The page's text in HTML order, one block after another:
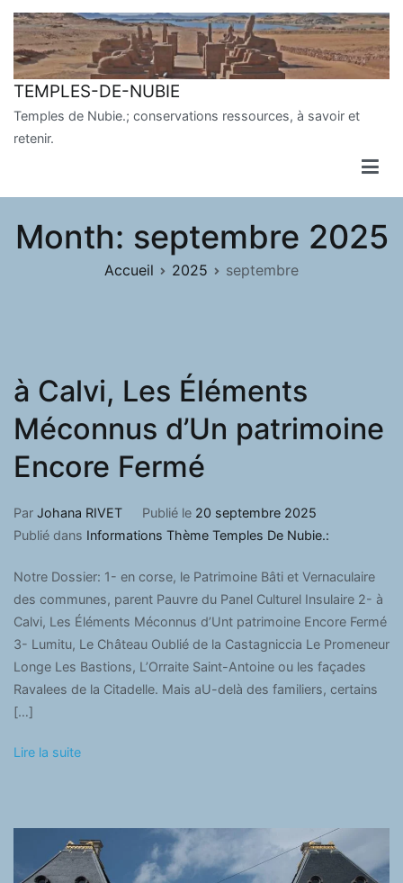
Aller
contenu
TEMPLES-DE-NUBIE
Temples de Nubie.; conservations ressources, à savoir et
retenir.
Month: septembre 2025
Accueil 2025 septembre
à Calvi, Les Éléments
Méconnus d’Un patrimoine
Encore Fermé
Par Johana RIVET Publié le 20 septembre 2025
Publié dans Informations Thème Temples De Nubie.:
Notre Dossier: 1- en corse, le Patrimoine Bâti et Vernaculaire
des communes, parent Pauvre du Panel Culturel Insulaire 2- à
Calvi, Les Éléments Méconnus d’Unt patrimoine Encore Fermé
3- Lumitu, Le Château Oublié de la Castagniccia Le Promeneur
Longe Les Bastions, L’Orraite Saint-Antoine ou les façades
Ravalees de la Citadelle. Mais aU-delà des familiers, certains
[…]
Lire la suite